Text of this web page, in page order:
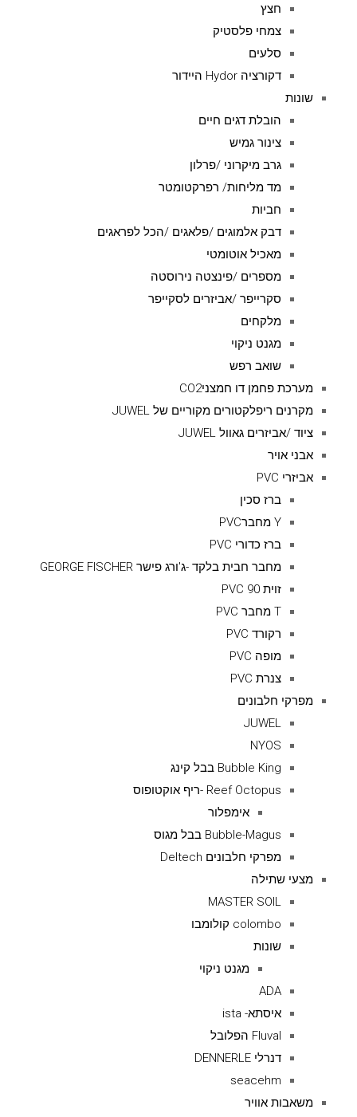
חצץ
צמחי פלסטיק
סלעים
דקורציה Hydor היידור
שונות
הובלת דגים חיים
צינור גמיש
גרב מיקרוני /פרלון
מד מליחות/ רפרקטומטר
חביות
דבק אלמוגים /פלאגים /הכל לפראגים
מאכיל אוטומטי
מספרים /פינצטה נירוסטה
סקרייפר /אביזרים לסקייפר
מלקחים
מגנט ניקוי
שואב רפש
מערכת פחמן דו חמצניCO2
מקרנים ריפלקטורים מקוריים של JUWEL
ציוד /אביזרים גאוול JUWEL
אבני אויר
אביזרי PVC
ברז סכין
Y מחברPVC
ברז כדורי PVC
מחבר חבית בלקד -ג'ורג פישר GEORGE FISCHER
זוית 90 PVC
T מחבר PVC
רקורד PVC
מופה PVC
צנרת PVC
מפרקי חלבונים
JUWEL
NYOS
Bubble King בבל קינג
Reef Octopus -ריף אוקטופוס
אימפלור
Bubble-Magus בבל מגוס
מפרקי חלבונים Deltech
מצעי שתילה
MASTER SOIL
colombo קולומבו
שונות
מגנט ניקוי
ADA
איסתא- ista
Fluval הפלובל
דנרלי DENNERLE
seacehm
משאבות אוויר